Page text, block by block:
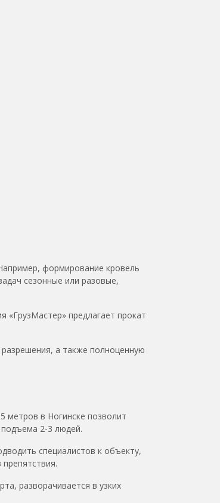
формирование кровель
сезонные или разовые,
предлагает прокат
а также полноценную
метров в Ногинске позволит
подъема 2-3 людей.
специалистов к объекту,
разворачивается в узких